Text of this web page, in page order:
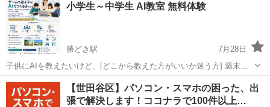
小学生～中学生 AI教室 無料体験
勝どき駅
7月28日
子供にAIを教えたいけど、[どこから教えた方がいいか迷う方] 週末は
安心できて、子供を任せられる教室を探してる方 大きい教室ではな
く、自分の子供だけ集中的に教えてほしい方 子供にAIでゲームを自分
で作れるように教え...
東京 中央区 勝どき駅 パソコン
【世田谷区】パソコン・スマホの困った、出
張で解決します！ココナラで100件以上…